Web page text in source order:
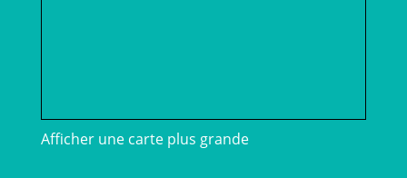
Afficher une carte plus grande